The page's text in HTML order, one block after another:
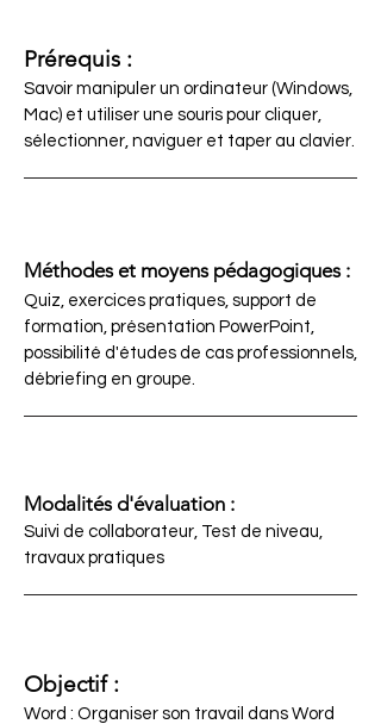
Prérequis :
Savoir manipuler un ordinateur (Windows,
Mac) et utiliser une souris pour cliquer,
sélectionner, naviguer et taper au clavier.
Méthodes et moyens pédagogiques :
Quiz, exercices pratiques, support de
formation, présentation PowerPoint,
possibilité d'études de cas professionnels,
débriefing en groupe.
Modalités d'évaluation :
Suivi de collaborateur, Test de niveau,
travaux pratiques
Objectif :
Word : Organiser son travail dans Word